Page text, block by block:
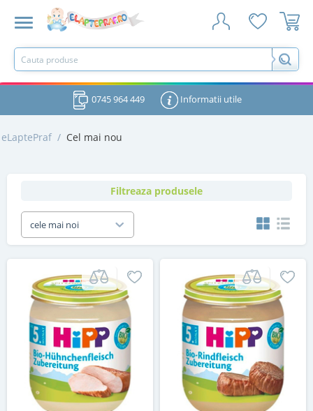
0745 964 449 Informatii utile
eLaptePraf / Cel mai nou
Filtreaza produsele
cele mai noi